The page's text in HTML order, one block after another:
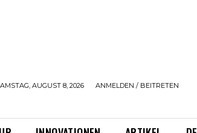
AUGUST 8, 2026 ANMELDEN / BEITRETEN